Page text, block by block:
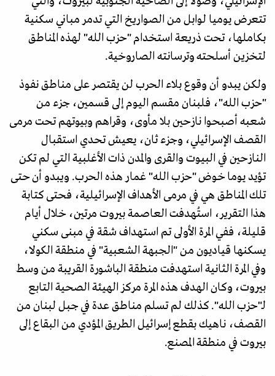
تتعرض يوميا لوابل من الصواريخ التي تدمر مباني سكنية
بكاملها، تحت ذريعة استخدام "حزب الله" لهذه المناطق
لتخزين أسلحته وترسانته الصاروخية.
ولكن يبدو أن وقوع بلاء الحرب لن يقتصر على مناطق نفوذ
"حزب الله"، فلبنان مقسم اليوم إلى قسمين، جزء من
شعبه أصبحوا نازحين بلا مأوى، وقراهم وبيوتهم تحت مرمى
القصف الإسرائيلي، وجزء ثان، يعيش تحدي استقبال
النازحين في البيوت والقرى والمدن ذات الأغلبية التي لم تكن
تؤيد يوما خوض "حزب الله" غمار هذه الحرب. ويبدو أن حتى
تلك المناطق هي في مرمى الأهداف الإسرائيلية، فحتى كتابة
هذا التقرير، استُهدفت العاصمة بيروت مرتين، خلال أيام
قليلة، ففي المرة الأولى تم استهداف شقة في مبنى سكني
يسكنها قياديون من "الجبهة الشعبية" في منطقة الكولا،
وفي المرة الثانية استهدفت منطقة الباشورة القريبة من وسط
بيروت، وكان الهدف هذه المرة مركز الهيئة الصحية التابع
لـ"حزب الله". كذلك لم تسلم مناطق عدة في جبل لبنان من
القصف، ناهيك بقطع إسرائيل الطريق المؤدي من البقاع إلى
بيروت في منطقة المصنع.